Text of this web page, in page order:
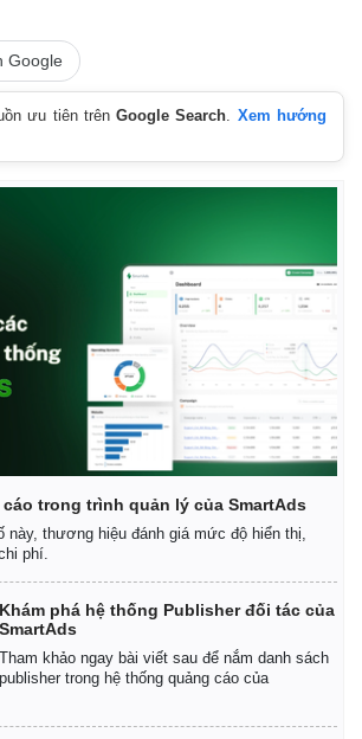
Multimedia
Video
Ảnh
E-Magazine
Infographic
Google
ưu tiên trênGoogle Search. Xem hướng
trong trình quản lý của SmartAds
này, thương hiệu đánh giá mức độ hiển thị,
phí.
Khám phá hệ thống Publisher đối tác của
SmartAds
Tham khảo ngay bài viết sau để nắm danh sách
publisher trong hệ thống quảng cáo của